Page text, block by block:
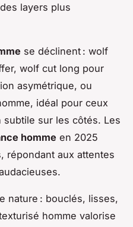
layers plus
se déclinent : wolf
wolf cut long pour
asymétrique, ou
idéal pour ceux
sur les côtés. Les
homme en 2025
répondant aux attentes
nature : bouclés, lisses,
homme valorise